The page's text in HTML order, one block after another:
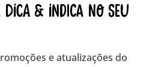
dica & indica no seu
e atualizações do